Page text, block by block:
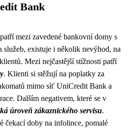
Bank
mezi zavedené bankovní domy s
služeb, existuje i několik nevýhod, na
Mezi nejčastější stížnosti patří
. Klienti si stěžují na poplatky za
mimo síť UniCredit Bank a
Dalším negativem, které se v
úroveň zákaznického servisu.
čekací doby na infolince, pomalé